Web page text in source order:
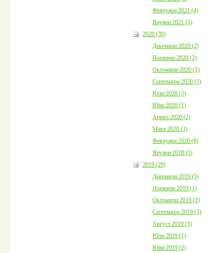
Февруари 2021 (4)
Януари 2021 (5)
2020 (30)
Декември 2020 (2)
Ноември 2020 (2)
Октомври 2020 (1)
Септември 2020 (3)
Юли 2020 (3)
Юни 2020 (1)
Април 2020 (2)
Март 2020 (3)
Февруари 2020 (8)
Януари 2020 (5)
2019 (29)
Декември 2019 (5)
Ноември 2019 (1)
Октомври 2019 (2)
Септември 2019 (3)
Август 2019 (3)
Юли 2019 (1)
Юни 2019 (2)